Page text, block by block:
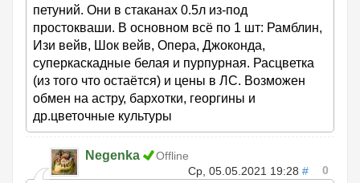
петуний. Они в стаканах 0.5л из-под
простокваши. В основном всё по 1 шт: Рамблин,
Изи вейв, Шок вейв, Опера, Джоконда,
суперкаскадные белая и пурпурная. Расцветка
(из того что остаётся) и цены в ЛС. Возможен
обмен на астру, бархотки, георгины и
др.цветочные культуры
Negenka
Offline
Ср, 05.05.2021 19:28 # 0